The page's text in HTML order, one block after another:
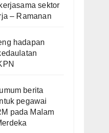
sektor
– Ramanan
hadapan
berita
pegawai
pada Malam